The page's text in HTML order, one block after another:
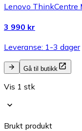
Lenovo ThinkCentre
3 990 kr
Leveranse: 1-3 dager
Gå til butikk
Vis 1 stk
Brukt produkt